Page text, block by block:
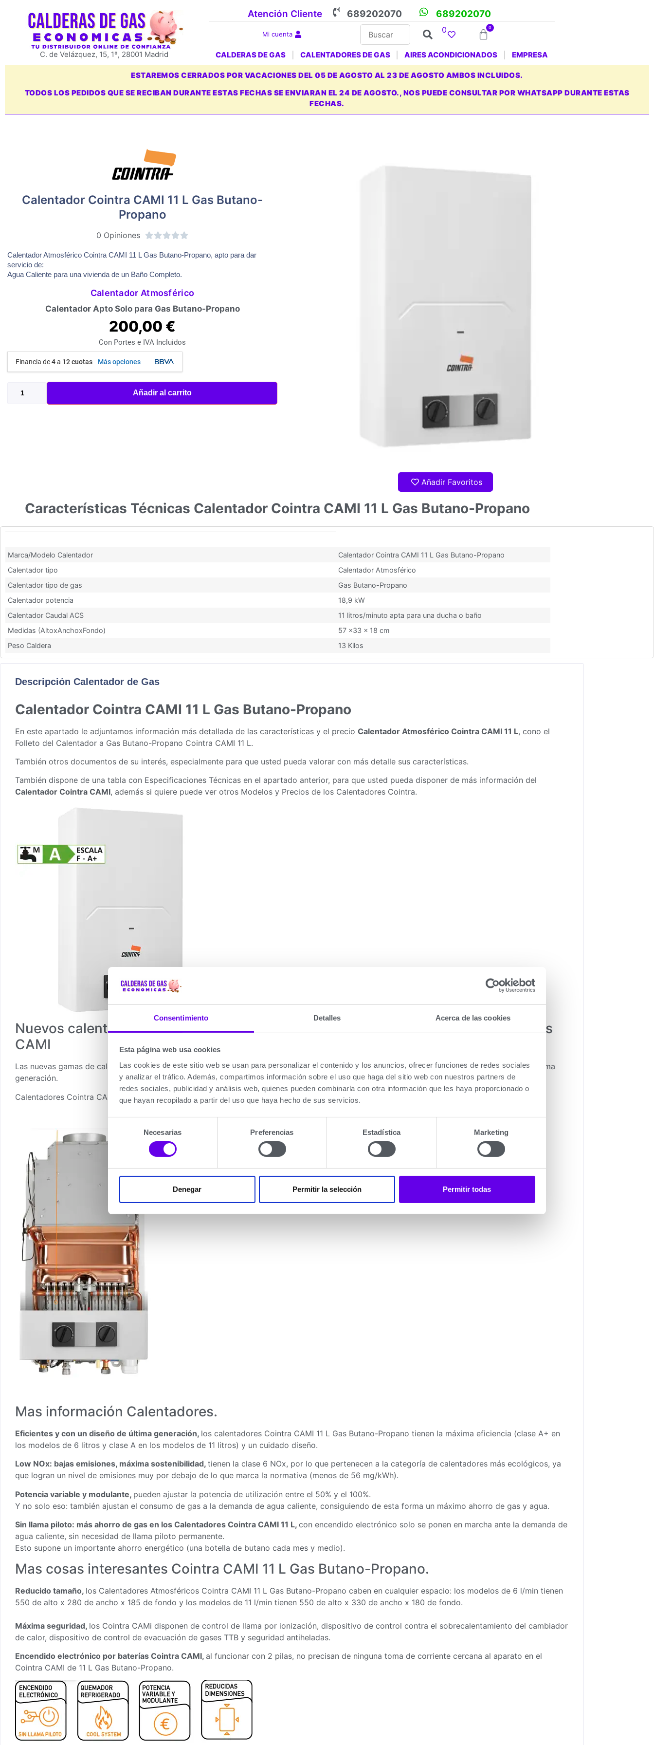
Consentimiento Detalles Acerca de las cookies
Esta página web usa cookies
Las cookies de este sitio web se usan para personalizar el contenido y los anuncios, ofrecer funciones de redes sociales
y analizar el tráfico. Además, compartimos información sobre el uso que haga del sitio web con nuestros partners de
redes sociales, publicidad y análisis web, quienes pueden combinarla con otra información que les haya proporcionado o
que hayan recopilado a partir del uso que haya hecho de sus servicios.
consentimiento
Necesarias Preferencias Estadística Marketing
Denegar Permitir la selección Permitir todas
C. de Velázquez, 15, 1º, 28001 Madrid
Atención Cliente 689202070 689202070
Mi cuenta 0 0
CALDERAS DE GAS CALENTADORES DE GAS AIRES ACONDICIONADOS EMPRESA
ESTAREMOS CERRADOS POR VACACIONES DEL 05 DE AGOSTO AL 23 DE AGOSTO AMBOS INCLUIDOS.
TODOS LOS PEDIDOS QUE SE RECIBAN DURANTE ESTAS FECHAS SE ENVIARAN EL 24 DE AGOSTO., NOS PUEDE CONSULTAR POR WHATSAPP DURANTE ESTAS
FECHAS.
Calentador Cointra CAMI 11 L Gas Butano-
Propano
0 Opiniones 
Calentador Atmosférico Cointra CAMI 11 L Gas Butano-Propano, apto para dar
servicio de:
Agua Caliente para una vivienda de un Baño Completo.
Calentador Atmosférico
Calentador Apto Solo para Gas Butano-Propano
200,00 €
Con Portes e IVA Incluidos
Financia de4a 12 cuotas Más opciones
Añadir al carrito
Añadir Favoritos
Características Técnicas Calentador Cointra CAMI 11 L Gas Butano-Propano
Marca/Modelo Calentador
Calentador Cointra CAMI 11 L Gas Butano-Propano
Calentador tipo
Calentador Atmosférico
Calentador tipo de gas
Gas Butano-Propano
Calentador potencia
18,9 kW
Calentador Caudal ACS
11 litros/minuto apta para una ducha o baño
Medidas (AltoxAnchoxFondo)
57 x33 x 18 cm
Peso Caldera
13 Kilos
Descripción Calentador de Gas
Calentador Cointra CAMI 11 L Gas Butano-Propano
En este apartado le adjuntamos información más detallada de las características y el precio Calentador Atmosférico Cointra CAMI 11 L, cono el
Folleto del Calentador a Gas Butano-Propano Cointra CAMI 11 L.
También otros documentos de su interés, especialmente para que usted pueda valorar con más detalle sus características.
También dispone de una tabla con Especificaciones Técnicas en el apartado anterior, para que usted pueda disponer de más información del
Calentador Cointra CAMI, además si quiere puede ver otros Modelos y Precios de los Calentadores Cointra.
Nuevos calentadores de gas butano-propano tipo atmosféricos de bajas emisiones
CAMI
Las nuevas gamas de calentadores CAMI de Cointra destacan por: su ahorro energético, sus bajas emisiones contaminantes y su diseño de última
generación.
Calentadores Cointra CAMI de Gas Butano-Propano, elegantes y eficientes, son de encendido electrónico, sin llama piloto.
Mas información Calentadores.
Eficientes y con un diseño de última generación, los calentadores Cointra CAMI 11 L Gas Butano-Propano tienen la máxima eficiencia (clase A+ en
los modelos de 6 litros y clase A en los modelos de 11 litros) y un cuidado diseño.
Low NOx: bajas emisiones, máxima sostenibilidad, tienen la clase 6 NOx, por lo que pertenecen a la categoría de calentadores más ecológicos, ya
que logran un nivel de emisiones muy por debajo de lo que marca la normativa (menos de 56 mg/kWh).
Potencia variable y modulante, pueden ajustar la potencia de utilización entre el 50% y el 100%.
Y no solo eso: también ajustan el consumo de gas a la demanda de agua caliente, consiguiendo de esta forma un máximo ahorro de gas y agua.
Sin llama piloto: más ahorro de gas en los Calentadores Cointra CAMI 11 L, con encendido electrónico solo se ponen en marcha ante la demanda de
agua caliente, sin necesidad de llama piloto permanente.
Esto supone un importante ahorro energético (una botella de butano cada mes y medio).
Mas cosas interesantes Cointra CAMI 11 L Gas Butano-Propano.
Reducido tamaño, los Calentadores Atmosféricos Cointra CAMI 11 L Gas Butano-Propano caben en cualquier espacio: los modelos de 6 l/min tienen
550 de alto x 280 de ancho x 185 de fondo y los modelos de 11 l/min tienen 550 de alto x 330 de ancho x 180 de fondo.
Máxima seguridad, los Cointra CAMi disponen de control de llama por ionización, dispositivo de control contra el sobrecalentamiento del cambiador
de calor, dispositivo de control de evacuación de gases TTB y seguridad antiheladas.
Encendido electrónico por baterías Cointra CAMI, al funcionar con 2 pilas, no precisan de ninguna toma de corriente cercana al aparato en el
Cointra CAMI de 11 L Gas Butano-Propano.